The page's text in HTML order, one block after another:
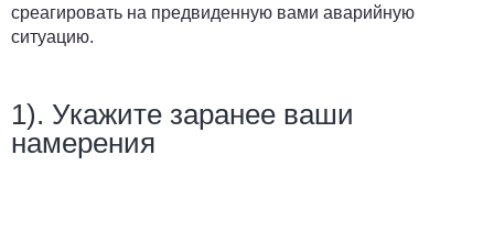
среагировать на предвиденную вами аварийную
ситуацию.
1). Укажите заранее ваши
намерения